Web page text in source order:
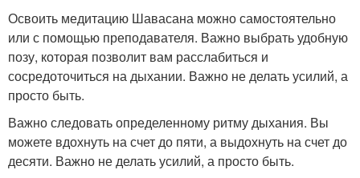
Освоить медитацию Шавасана можно самостоятельно
или с помощью преподавателя. Важно выбрать удобную
позу, которая позволит вам расслабиться и
сосредоточиться на дыхании. Важно не делать усилий, а
просто быть.
Важно следовать определенному ритму дыхания. Вы
можете вдохнуть на счет до пяти, а выдохнуть на счет до
десяти. Важно не делать усилий, а просто быть.